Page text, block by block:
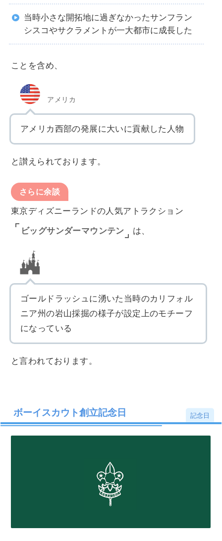
当時小さな開拓地に過ぎなかったサンフラン
シスコやサクラメントが一大都市に成長した
ことを含め、
アメリカ
アメリカ西部の発展に大いに貢献した人物
と讃えられております。
さらに余談
東京ディズニーランドの人気アトラクション
ビッグサンダーマウンテン は、
ゴールドラッシュに湧いた当時のカリフォル
ニア州の岩山採掘の様子が設定上のモチーフ
になっている
と言われております。
ボーイスカウト創立記念日 記念日